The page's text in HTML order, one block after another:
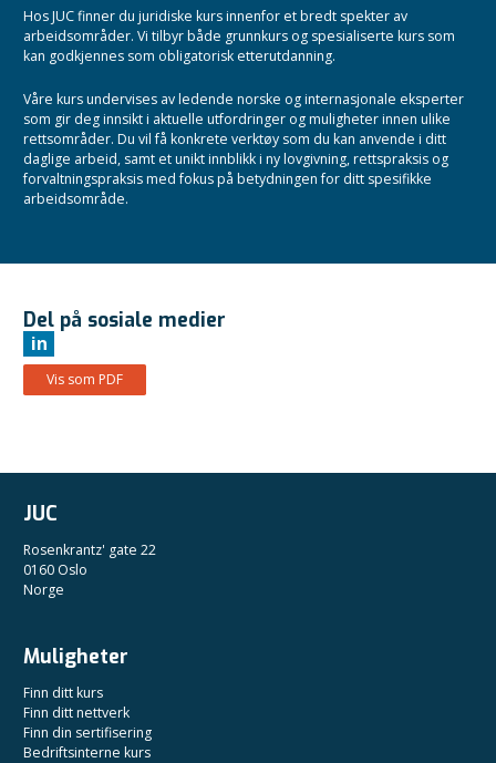
Hos JUC finner du juridiske kurs innenfor et bredt spekter av
arbeidsområder. Vi tilbyr både grunnkurs og spesialiserte kurs som
kan godkjennes som obligatorisk etterutdanning.
Våre kurs undervises av ledende norske og internasjonale eksperter
som gir deg innsikt i aktuelle utfordringer og muligheter innen ulike
rettsområder. Du vil få konkrete verktøy som du kan anvende i ditt
daglige arbeid, samt et unikt innblikk i ny lovgivning, rettspraksis og
forvaltningspraksis med fokus på betydningen for ditt spesifikke
arbeidsområde.
Del på sosiale medier
in
Vis som PDF
JUC
Rosenkrantz' gate 22
0160 Oslo
Norge
Muligheter
Finn ditt kurs
Finn ditt nettverk
Finn din sertifisering
Bedriftsinterne kurs